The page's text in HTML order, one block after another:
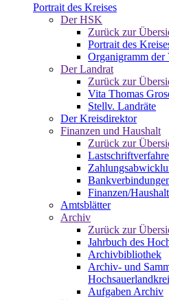
Portrait des Kreises
Der HSK
Zurück zur
Portrait des
Organigramm der
Der Landrat
Zurück zur
Vita Thomas
Stellv. Landräte
Der Kreisdirektor
Finanzen und Haushalt
Zurück zur
Finanzen/
Amtsblätter
Archiv
Zurück zur
Jahrbuch des
Archivbibliothek
Archiv- und
Aufgaben Archiv